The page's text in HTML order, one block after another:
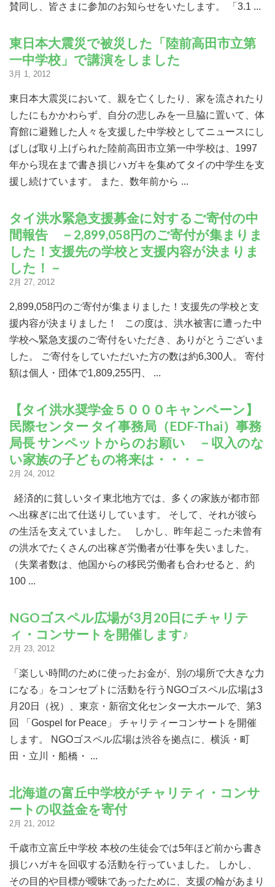
賛同し、皆さまに参加のお知らせをいたします。 「3.1 ...
東日本大震災で被災した「陸前高田市立第
一中学校」で講演をしました
3月 1, 2012
東日本大震災において、親を亡くしたり、家を流されたり
したにもかかわらず、自分の悲しみを一旦脇に置いて、体
育館に避難した人々を支援した中学校としてニュースにし
ばしば取り上げられた陸前高田市立第一中学校は、1997
年から現在まで書き損じハガキを集めてタイの中学生を支
援し続けています。 また、数年前から ...
タイ洪水緊急支援募金に対するご寄付の中
間報告 －2,899,058円のご寄付が集まりま
した！支援先の学校と支援内容が決まりま
した！－
2月 27, 2012
2,899,058円のご寄付が集まりました！支援先の学校と支
援内容が決まりました！ この度は、洪水被害に遭った中
学校へ緊急支援のご寄付をいただき、ありがとうございま
した。 ご寄付をしていただいた方の数は約6,300人。 寄付
額は個人・団体で1,809,255円、 ...
【タイ洪水奨学金５０００キャンペーン】
民際センター タイ事務局（EDF-Thai）事務
局長 サンペットからのお願い －収入のな
い家族の子どもの将来は・・・－
2月 24, 2012
経済的に貧しいタイ東北地方では、多くの家族が都市部
へ出稼ぎに出て仕送りしています。 そして、それが彼ら
の生活を支えていました。 しかし、昨年起こった未曾有
の洪水でたくさんの出稼ぎ労働者が仕事を失いました。
（失業者数は、他国からの移民労働者も合わせると、約
100 ...
NGOゴスペル広場が3月20日にチャリテ
ィ・コンサートを開催します♪
2月 23, 2012
「楽しい時間のために使ったお金が、別の場所で大きな力
になる」をコンセプトに活動を行うNGOゴスペル広場は3
月20日（祝）、東京・新宿文化センター大ホールで、第3
回 「Gospel for Peace」 チャリティーコンサートを開催
します。 NGOゴスペル広場は渋谷を拠点に、横浜・町
田・立川・船橋・ ...
北海道の富丘中学校がチャリティ・コンサ
ートの収益金を寄付
2月 21, 2012
千歳市立富丘中学校 本校の生徒会では5年ほど前から書き
損じハガキを回収する活動を行っていました。 しかし、
その目的や目標が曖昧であったために、支援の輪があまり